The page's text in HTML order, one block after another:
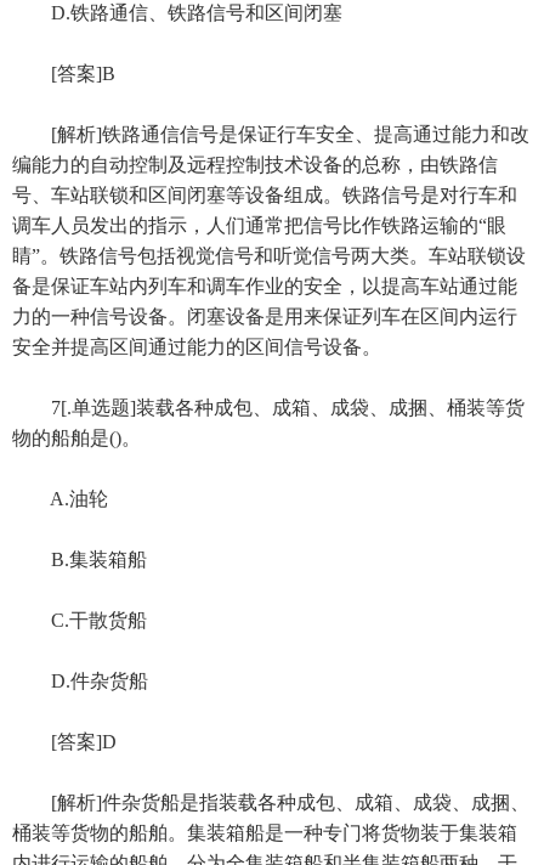
D.铁路通信、铁路信号和区间闭塞
[答案]B
[解析]铁路通信信号是保证行车安全、提高通过能力和改
编能力的自动控制及远程控制技术设备的总称，由铁路信
号、车站联锁和区间闭塞等设备组成。铁路信号是对行车和
调车人员发出的指示，人们通常把信号比作铁路运输的“眼
睛”。铁路信号包括视觉信号和听觉信号两大类。车站联锁设
备是保证车站内列车和调车作业的安全，以提高车站通过能
力的一种信号设备。闭塞设备是用来保证列车在区间内运行
安全并提高区间通过能力的区间信号设备。
7[.单选题]装载各种成包、成箱、成袋、成捆、桶装等货
物的船舶是()。
A.油轮
B.集装箱船
C.干散货船
D.件杂货船
[答案]D
[解析]件杂货船是指装载各种成包、成箱、成袋、成捆、
桶装等货物的船舶。集装箱船是一种专门将货物装于集装箱